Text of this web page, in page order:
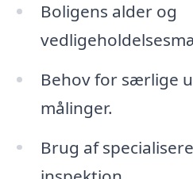
Boligens alder og
Behov for særlige
målinger.
Brug af